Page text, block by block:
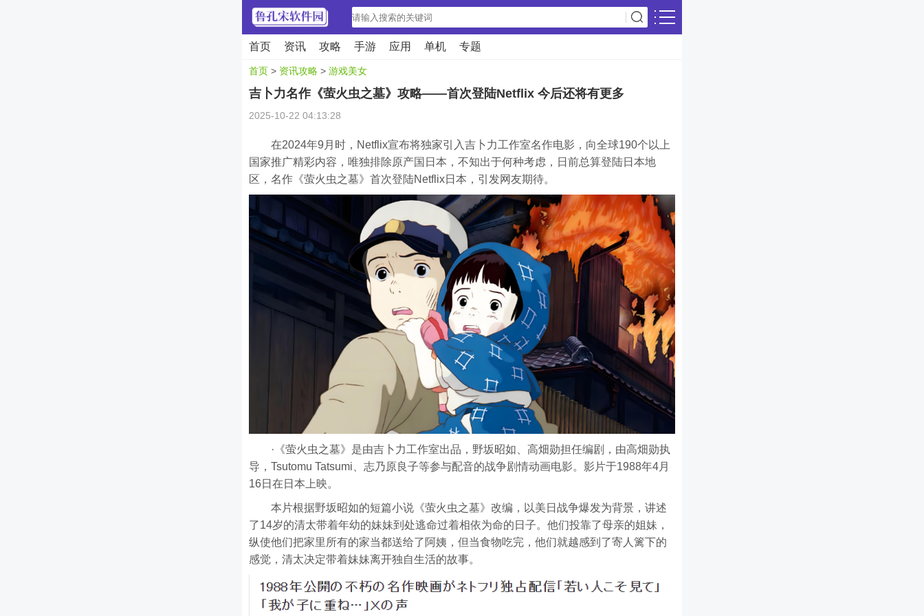
首页 资讯 攻略 手游 应用 单机 专题
首页 > 资讯攻略 > 游戏美女
吉卜力名作《萤火虫之墓》攻略——首次登陆Netflix 今后还将有更多
2025-10-22 04:13:28
在2024年9月时，Netflix宣布将独家引入吉卜力工作室名作电影，向全球190个以上
国家推广精彩内容，唯独排除原产国日本，不知出于何种考虑，日前总算登陆日本地
区，名作《萤火虫之墓》首次登陆Netflix日本，引发网友期待。
·《萤火虫之墓》是由吉卜力工作室出品，野坂昭如、高畑勋担任编剧，由高畑勋执
导，Tsutomu Tatsumi、志乃原良子等参与配音的战争剧情动画电影。影片于1988年4月
16日在日本上映。
本片根据野坂昭如的短篇小说《萤火虫之墓》改编，以美日战争爆发为背景，讲述
了14岁的清太带着年幼的妹妹到处逃命过着相依为命的日子。他们投靠了母亲的姐妹，
纵使他们把家里所有的家当都送给了阿姨，但当食物吃完，他们就越感到了寄人篱下的
感觉，清太决定带着妹妹离开独自生活的故事。